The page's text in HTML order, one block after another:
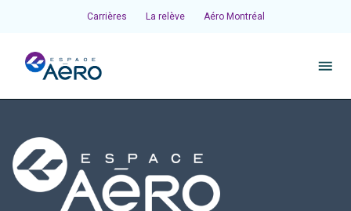
Carrières La relève Aéro Montréal
Pôles et chantiers